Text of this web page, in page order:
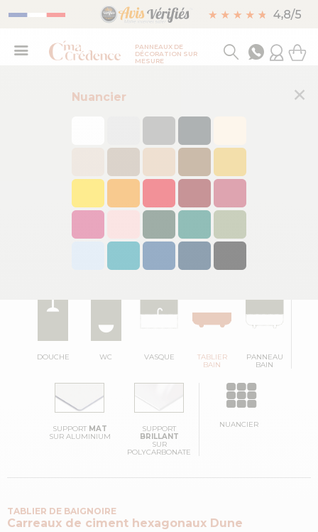
PANNEAUX DE
DÉCORATION SUR
MESURE
Nuancier ×
DOUCHE WC VASQUE
TABLIER
BAIN
PANNEAU
BAIN
SUPPORT MAT
SUR ALUMINIUM
SUPPORT
BRILLANT
SUR
POLYCARBONATE
NUANCIER
TABLIER DE BAIGNOIRE
Carreaux de ciment hexagonaux Dune